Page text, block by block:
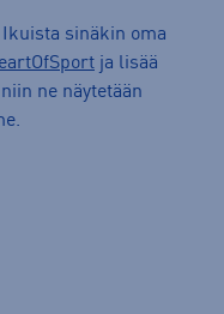
sinäkin oma
ja lisää
ne näytetään